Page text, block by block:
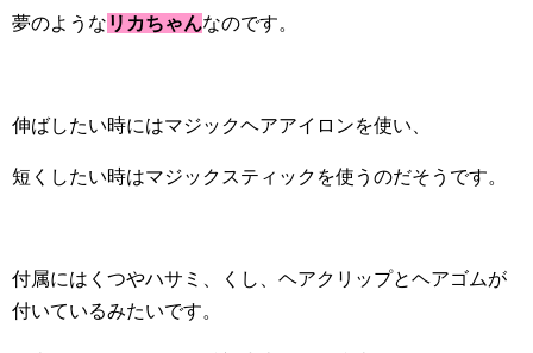
夢のような リカちゃんなのです。
伸ばしたい時にはマジックヘアアイロンを使い、
短くしたい時はマジックスティックを使うのだそうです。
付属にはくつやハサミ、くし、ヘアクリップとヘアゴムが
付いているみたいです。